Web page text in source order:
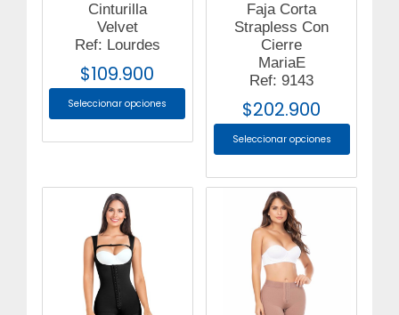
Cinturilla
Velvet
Ref: Lourdes
$109.900
Seleccionar opciones
Faja Corta
Strapless Con
Cierre
MariaE
Ref: 9143
$202.900
Seleccionar opciones